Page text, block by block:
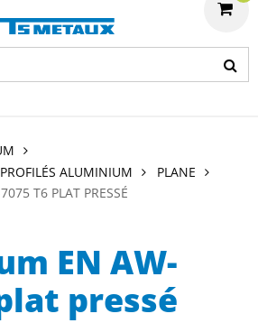
ALUMINIUM
PLANE
T6 PLAT PRESSÉ
EN AW-
pressé